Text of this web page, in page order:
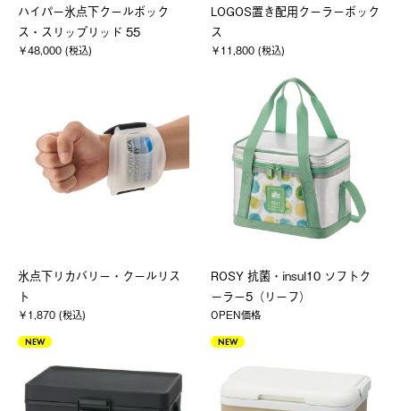
ハイパー氷点下クールボック
ス・スリップリッド 55
￥48,000 (税込)
LOGOS置き配用クーラーボック
ス
￥11,800 (税込)
氷点下リカバリー・クールリス
ト
￥1,870 (税込)
ROSY 抗菌・insul10 ソフトク
ーラー5（リーフ）
OPEN価格
NEW NEW